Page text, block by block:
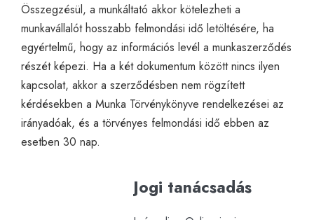
Összegzésül, a munkáltató akkor kötelezheti a
munkavállalót hosszabb felmondási idő letöltésére, ha
egyértelmű, hogy az információs levél a munkaszerződés
részét képezi. Ha a két dokumentum között nincs ilyen
kapcsolat, akkor a szerződésben nem rögzített
kérdésekben a Munka Törvénykönyve rendelkezései az
irányadóak, és a törvényes felmondási idő ebben az
esetben 30 nap.
Jogi tanácsadás